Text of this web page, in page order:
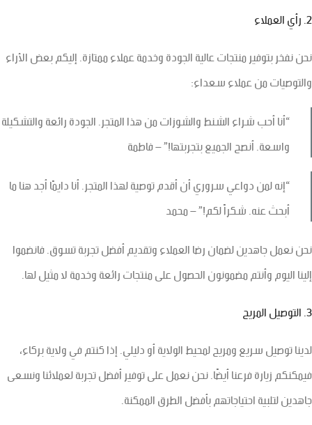
2. رأي العملاء
نحن نفخر بتوفير منتجات عالية الجودة وخدمة عملاء ممتازة. إليكم بعض الأراء
والتوصيات من عملاء سعداء:
“أنا أحب شراء الشنط والشوزات من هذا المتجر. الجودة رائعة والتشكيلة
واسعة. أنصح الجميع بتجربتها!” – فاطمة
“إنه لمن دواعي سروري أن أقدم توصية لهذا المتجر. أنا دايمًا أجد هنا ما
أبحث عنه. شكراً لكم!” – محمد
نحن نعمل جاهدين لضمان رضا العملاء وتقديم أفضل تجربة تسوق. فانضموا
إلينا اليوم وأنتم مضمونون الحصول على منتجات رائعة وخدمة لا مثيل لها.
3. التوصيل المريح
لدينا توصيل سريع ومريح لمحيط الولاية أو دليلي. إذا كنتم في ولاية بركاء،
فيمكنكم زيارة فرعنا أيضًا. نحن نعمل على توفير أفضل تجربة لعملائنا ونسعى
جاهدين لتلبية احتياجاتهم بأفضل الطرق الممكنة.